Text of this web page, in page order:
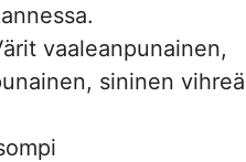
vaaleanpunainen,
sininen vihreä